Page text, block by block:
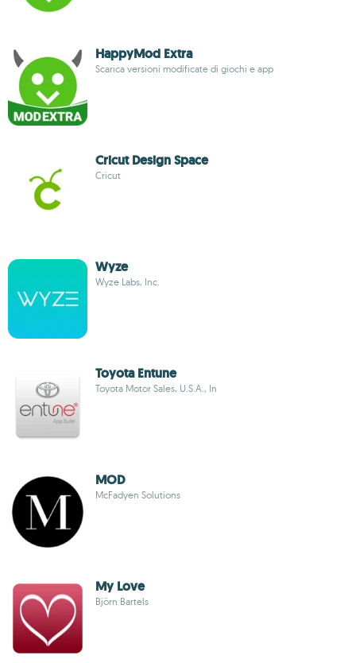
HappyMod Extra
Scarica versioni modificate di giochi e app
Cricut Design Space
Cricut
Wyze
Wyze Labs, Inc.
Toyota Entune
Toyota Motor Sales, U.S.A., In
MOD
McFadyen Solutions
My Love
Björn Bartels